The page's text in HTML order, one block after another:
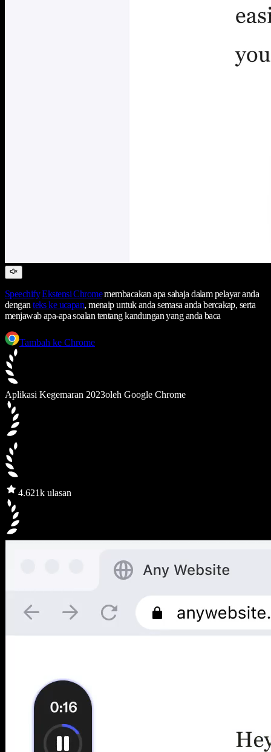
Speechify Ekstensi Chromemembacakan apa sahaja dalam pelayar anda
denganteks ke ucapan, menaip untuk anda semasa anda bercakap, serta
menjawab apa-apa soalan tentang kandungan yang anda baca
Tambah ke Chrome
Aplikasi Kegemaran 2023oleh Google Chrome
4.621k ulasan